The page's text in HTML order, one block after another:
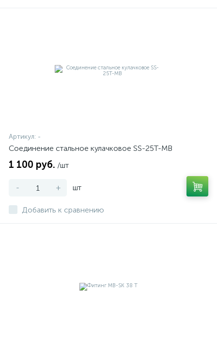
Артикул: -
Соединение стальное кулачковое SS-25T-MB
1 100 руб. /шт
- + шт
Добавить к сравнению